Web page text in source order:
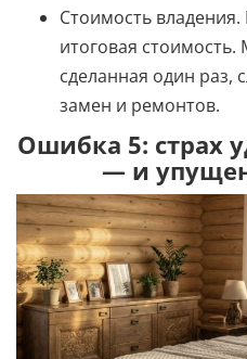
Стоимость
итоговая стоимость.
сделанная один раз,
замен и ремонтов.
Ошибка 5: страх
— и